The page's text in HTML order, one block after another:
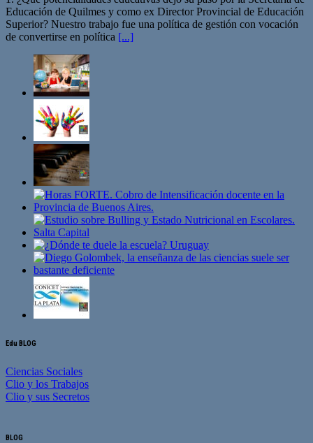
Educación de Quilmes y como ex Director Provincial de Educación
Superior? Nuestro trabajo fue una política de gestión con vocación
de convertirse en política [...]
Edu BLOG
Ciencias Sociales
Clio y los Trabajos
Clio y sus Secretos
BLOG